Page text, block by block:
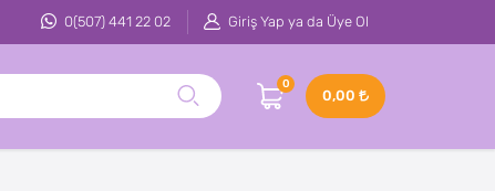
0(507) 441 22 02 Giriş Yap ya da Üye Ol
0
0,00